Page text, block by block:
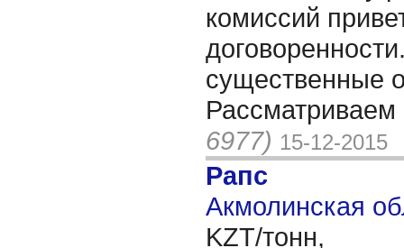
комиссий
существенные
6977) 15-12-2015
Рапс
Акмолинская
KZT/тонн,